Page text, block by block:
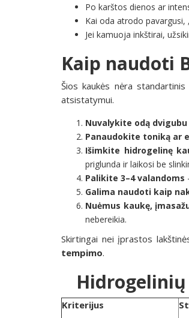
Po karštos dienos ar
Kai oda atrodo pavargusi,
Jei kamuoja inkštirai,
Kaip naudoti
Šios kaukės nėra
atsistatymui.
Nuvalykite odą
Panaudokite toniką ar
Išimkite hidrogelinę
priglunda ir laikosi be
Palikite 3–4 valandoms
Galima naudoti kaip
Nuėmus kaukę,
nebereikia.
Skirtingai nei įprastos
tempimo.
Kriterijus